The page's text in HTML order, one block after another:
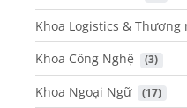
Khoa Logistics & Thương
Khoa Công Nghệ (3)
Khoa Ngoại Ngữ (17)